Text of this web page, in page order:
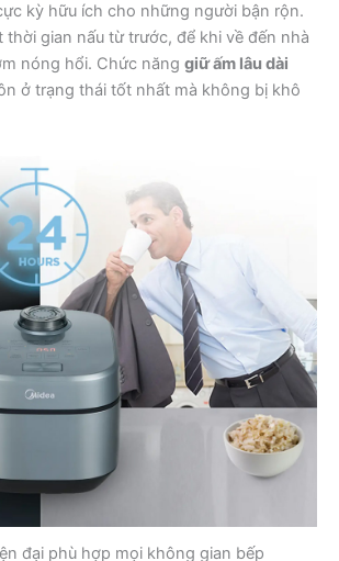
kỳ hữu ích cho những người bận rộn.
thời gian nấu từ trước, để khi về đến nhà
nóng hổi. Chức năng giữ ấm lâu dài
ở trạng thái tốt nhất mà không bị khô
đại phù hợp mọi không gian bếp